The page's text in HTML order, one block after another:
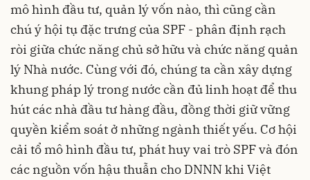
mô hình đầu tư, quản lý vốn nào, thì cũng cần
chú ý hội tụ đặc trưng của SPF - phân định rạch
ròi giữa chức năng chủ sở hữu và chức năng quản
lý Nhà nước. Cùng với đó, chúng ta cần xây dựng
khung pháp lý trong nước cần đủ linh hoạt để thu
hút các nhà đầu tư hàng đầu, đồng thời giữ vững
quyền kiểm soát ở những ngành thiết yếu. Cơ hội
cải tổ mô hình đầu tư, phát huy vai trò SPF và đón
các nguồn vốn hậu thuẫn cho DNNN khi Việt